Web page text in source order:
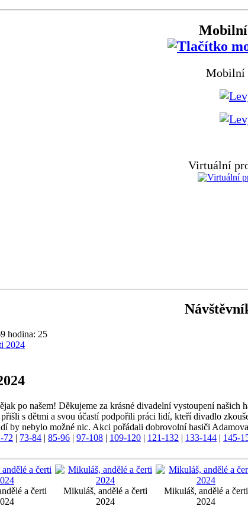
Mobilní
Virtuální
hodina: 25
2024
po našem! Děkujeme za krásné divadelní vystoupení
s dětmi a svou účastí podpořili práci lidí, kteří divadlo
by nebylo možné nic. Akci pořádali dobrovolní hasiči
72 | 73-84 | 85-96 | 97-108 | 109-120 | 121-132 | 133-144 | 145-
a čerti
Mikuláš, andělé a čerti
2024
Mikuláš, andělé a čerti
2024